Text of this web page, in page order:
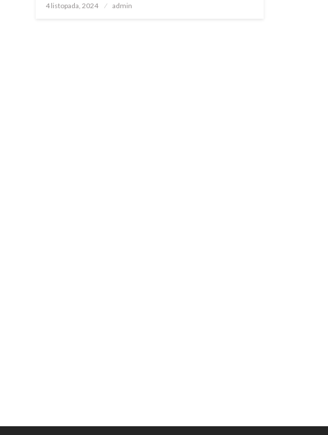
Opublikowane
4 listopada, 2024 admin